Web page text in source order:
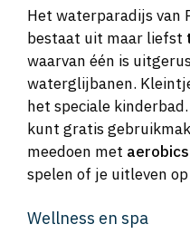
Het waterparadijs van
bestaat uit maar liefst
waarvan één is
waterglijbanen.
het speciale
kunt gratis
meedoen met aerobics
spelen of je uitleven
Wellness en spa